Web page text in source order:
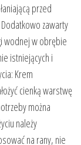
przed
Dodatkowo zawarty
wodnej w obrębie
istniejących i
Krem
cienką warstwę
można
należy
na rany, nie